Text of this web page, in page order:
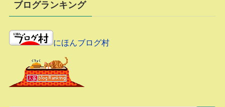
ブログランキング
にほんブログ村